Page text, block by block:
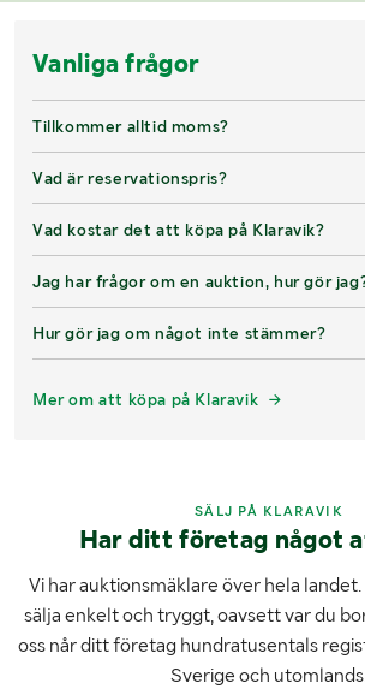
Vanliga frågor
Tillkommer alltid moms?
Vad är reservationspris?
Vad kostar det att köpa på Klaravik?
Jag har frågor om en auktion, hur gör
Hur gör jag om något inte stämmer?
Mer om att köpa på Klaravik
SÄLJ PÅ KLARAVIK
Har ditt företag något
Vi har auktionsmäklare över hela
sälja enkelt och tryggt, oavsett var du
oss når ditt företag hundratusentals
Sverige och